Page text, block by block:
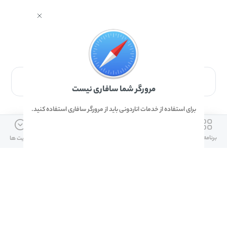
برای دانلود برنامه با مرورگر Safari وارد شوید.
ارتباط با ما
برنامه ها آپدیت ها
مرورگر شما سافاری نیست
برای استفاده از خدمات اناردونی باید از مرورگر سافاری استفاده کنید.